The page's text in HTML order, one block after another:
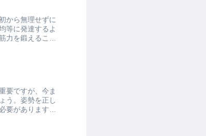
から無理せずに
等に発達するよ
力を鍛えること
要ですが、今ま
う。姿勢を正し
要があります。